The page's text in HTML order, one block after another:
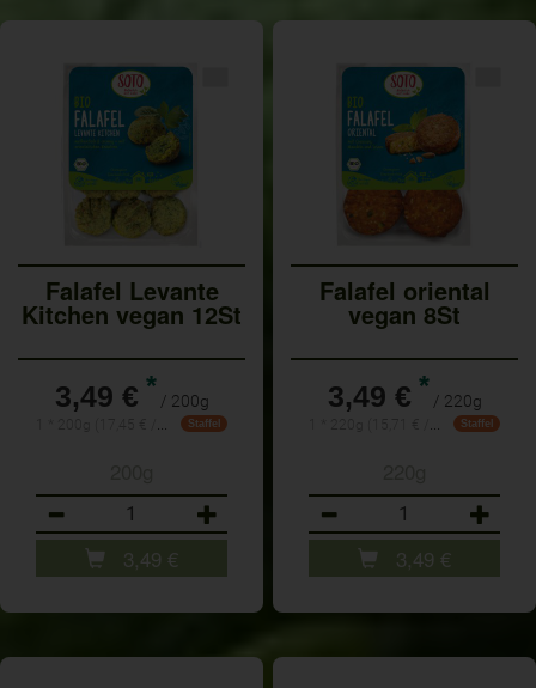
Falafel Levante
Kitchen vegan 12St
3,49 € * / 200g
Staffel
3,49 €
Falafel oriental
vegan 8St
3,49 € * / 220g
Staffel
3,49 €